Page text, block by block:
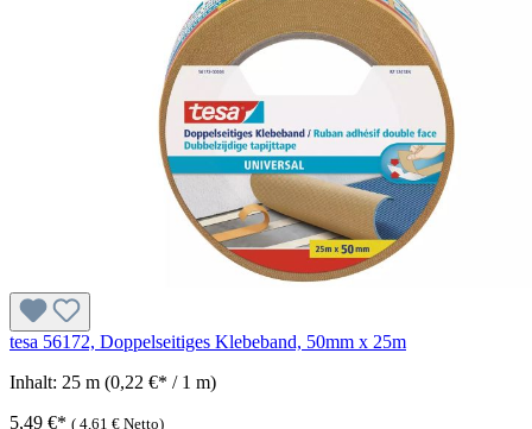
tesa 56172, Doppelseitiges Klebeband, 50mm x 25m
Inhalt: 25 m (0,22 €* / 1 m)
5,49 €* ( 4,61 € Netto)